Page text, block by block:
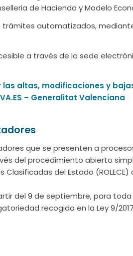
de Hacienda y Modelo
automatizados,
a través de la sede
las altas, modificaciones y
– Generalitat Valenciana
que se presenten a
del procedimiento abierto
del Estado (ROLECE)
del 9 de septiembre, para
recogida en la Ley 9/